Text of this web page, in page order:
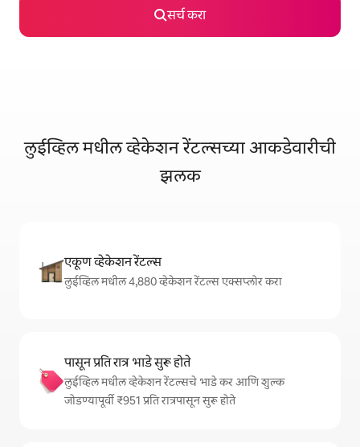
सर्च करा
लुईव्हिल मधील व्हेकेशन रेंटल्सच्या आकडेवारीची
झलक
एकूण व्हेकेशन रेंटल्स
लुईव्हिल मधील 4,880 व्हेकेशन रेंटल्स एक्सप्लोर करा
पासून प्रति रात्र भाडे सुरू होते
लुईव्हिल मधील व्हेकेशन रेंटल्सचे भाडे कर आणि शुल्क
जोडण्यापूर्वी ₹951 प्रति रात्रपासून सुरू होते